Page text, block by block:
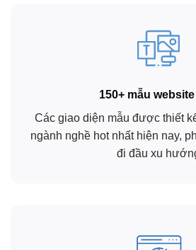
Taxi Phú Mỹ
Dịch vụ taxi của chúng tôi
Rịa – Vũng Tàu, mang
chuyển đa dạng và tiện lợi
bay, khám chữa bệnh tại
150+ mẫu
Các giao diện mẫu được thiết
ngành nghề hot nhất hiện nay,
đi đầu xu